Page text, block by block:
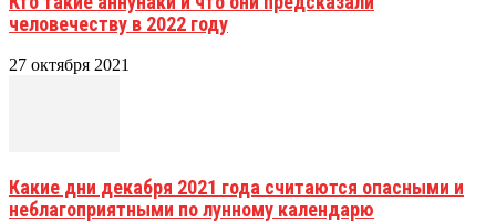
человечеству в 2022 году
27 октября 2021
Какие дни декабря 2021 года считаются опасными и
неблагоприятными по лунному календарю